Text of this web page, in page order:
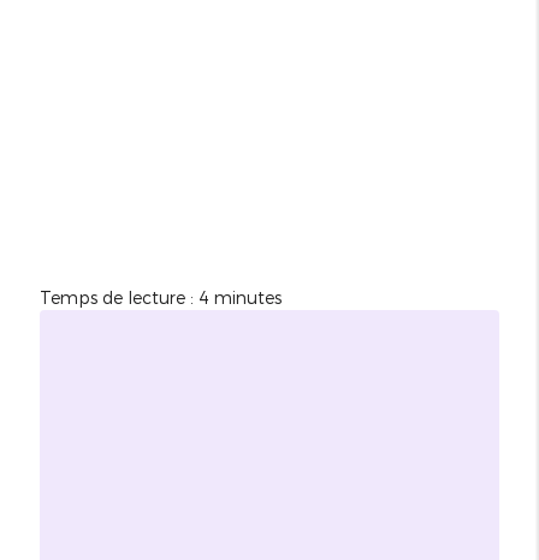
Temps de lecture : 4 minutes